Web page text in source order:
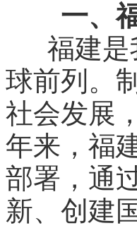
一、
福建是
球前列。
社会发展
年来，福
部署，通
新、创建